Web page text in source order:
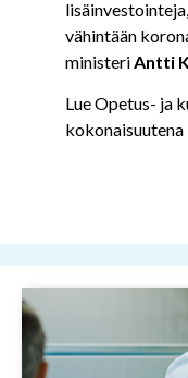
vähintään
ministeri Antti
Lue Opetus- ja
kokonaisuutena